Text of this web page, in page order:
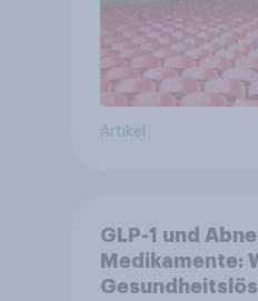
Artikel
GLP-1 und
Medikamente: